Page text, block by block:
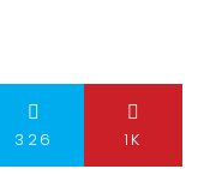
326 1K